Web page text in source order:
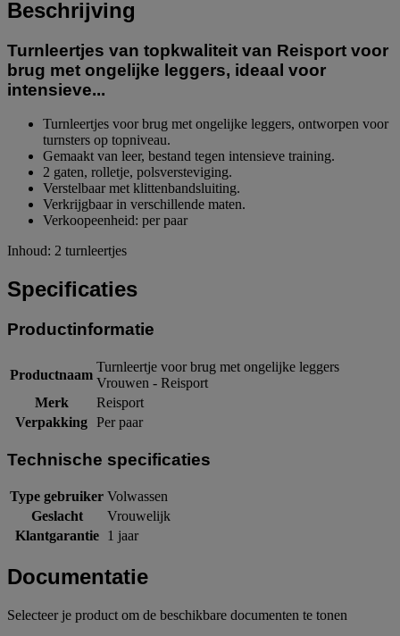
Beschrijving
Turnleertjes van topkwaliteit van Reisport voor
brug met ongelijke leggers, ideaal voor
intensieve...
Turnleertjes voor brug met ongelijke leggers, ontworpen voor
turnsters op topniveau.
Gemaakt van leer, bestand tegen intensieve training.
2 gaten, rolletje, polsversteviging.
Verstelbaar met klittenbandsluiting.
Verkrijgbaar in verschillende maten.
Verkoopeenheid: per paar
Inhoud: 2 turnleertjes
Specificaties
Productinformatie
Productnaam
Turnleertje voor brug met ongelijke leggers
Vrouwen - Reisport
Merk
Reisport
Verpakking Per paar
Technische specificaties
Type gebruiker Volwassen
Geslacht
Vrouwelijk
Klantgarantie
1 jaar
Documentatie
Selecteer je product om de beschikbare documenten te tonen